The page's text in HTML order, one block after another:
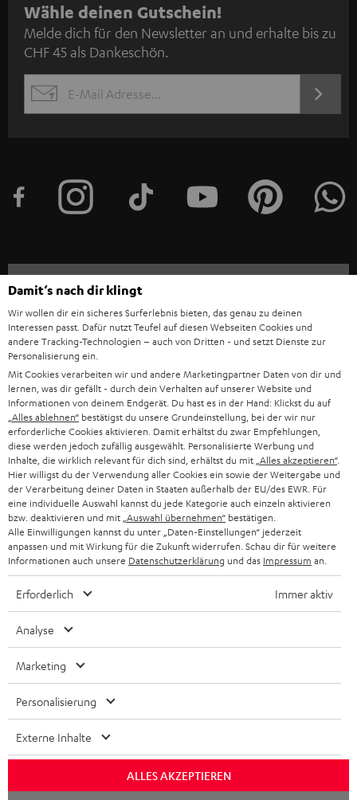
N
e
w
s
l
e
n
m
e
l
d
u
n
g
Wähle deinen Gutschein!
Melde dich für den Newsletter an und erhalte bis zu
CHF 45 als Dankeschön.
EMAIL
JETZT
Kategorien
HEIMKINO
HEIMKINO-KOMPLETTANLAGEN
SOUNDBARS
STEREO
SMART HOME
BLUETOOTH-LAUTSPRECHER
KOPFHÖRER
BLUETOOTH-KOPFHÖRER
STEREOANLAGEN
LAUTSPRECHER
ULTIMA-SERIE
IN-EAR-KOPFHÖRER
FANSHOP
Unternehmen
SUPPORT
KARRIERE
PRESSE & MARKETING
GESCHÄFTSKUNDEN
PARTNERPROGRAMM
BLOG
TEUFEL STORY
UNSER MANAGEMENT
Teufel Onlineshops
DEUTSCHLAND
ÖSTERREICH
SCHWEIZ
NIEDERLANDE
BELGIEN
FRANKREICH
POLEN
ITALIEN
Technische Änderungen, Tippfehler und Irrtum vorbehalten. Das auf unseren
Fotos abgebildete Zubehör ist nicht im Lieferumfang enthalten. Etwaige
Entsorgungsgebühren für Batterien sind im Preis inbegriffen.
Damit‘s nach dir klingt
Wir wollen dir ein sicheres Surferlebnis bieten, das genau zu deinen
Interessen passt. Dafür nutzt Teufel auf diesen Webseiten Cookies und
andere Tracking-Technologien – auch von Dritten - und setzt Dienste zur
Personalisierung ein.
Mit Cookies verarbeiten wir und andere Marketingpartner Daten von dir und
lernen, was dir gefällt - durch dein Verhalten auf unserer Website und
Informationen von deinem Endgerät. Du hast es in der Hand: Klickst du auf
„Alles ablehnen“ bestätigst du unsere Grundeinstellung, bei der wir nur
erforderliche Cookies aktivieren. Damit erhältst du zwar Empfehlungen,
diese werden jedoch zufällig ausgewählt. Personalisierte Werbung und
Inhalte, die wirklich relevant für dich sind, erhältst du mit „Alles akzeptieren“.
Hier willigst du der Verwendung aller Cookies ein sowie der Weitergabe und
der Verarbeitung deiner Daten in Staaten außerhalb der EU/des EWR. Für
eine individuelle Auswahl kannst du jede Kategorie auch einzeln aktivieren
bzw. deaktivieren und mit „Auswahl übernehmen“ bestätigen.
Alle Einwilligungen kannst du unter „Daten-Einstellungen“ jederzeit
anpassen und mit Wirkung für die Zukunft widerrufen. Schau dir für weitere
Informationen auch unsere Datenschutzerklärung und das Impressum an.
Erforderlich Immer aktiv
Analyse
Marketing
Personalisierung
Externe Inhalte
ALLES AKZEPTIEREN